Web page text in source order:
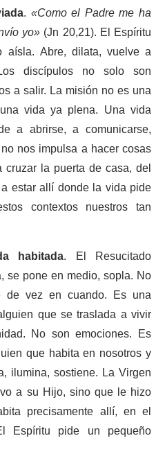
. «Como el Padre me ha
yo»(Jn 20,21). El Espíritu
Abre, dilata, vuelve a
discípulos no solo son
a salir. La misión no es una
vida ya plena. Una vida
a abrirse, a comunicarse,
nos impulsa a hacer cosas
la puerta de casa, del
estar allí donde la vida pide
contextos nuestros tan
habitada. El Resucitado
se pone en medio, sopla. No
vez en cuando. Es una
que se traslada a vivir
No son emociones. Es
que habita en nosotros y
ilumina, sostiene. La Virgen
a su Hijo, sino que le hizo
precisamente allí, en el
Espíritu pide un pequeño